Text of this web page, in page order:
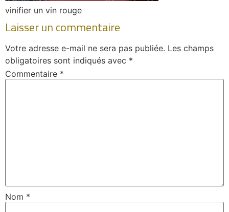
vinifier un vin rouge
Laisser un commentaire
Votre adresse e-mail ne sera pas publiée. Les champs
obligatoires sont indiqués avec *
Commentaire *
Nom *